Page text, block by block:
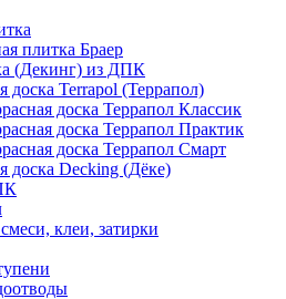
плитка Браер
(Декинг) из ДПК
доска Terrapol (Террапол)
доска Террапол Классик
доска Террапол Практик
доска Террапол Смарт
доска Decking (Дёке)
клеи, затирки